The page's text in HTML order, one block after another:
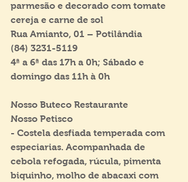
parmesão e decorado com tomate
cereja e carne de sol
Rua Amianto, 01 – Potilândia
(84) 3231-5119
4ª a 6ª das 17h a 0h; Sábado e
domingo das 11h à 0h
Nosso Buteco Restaurante
Nosso Petisco
- Costela desfiada temperada com
especiarias. Acompanhada de
cebola refogada, rúcula, pimenta
biquinho, molho de abacaxi com